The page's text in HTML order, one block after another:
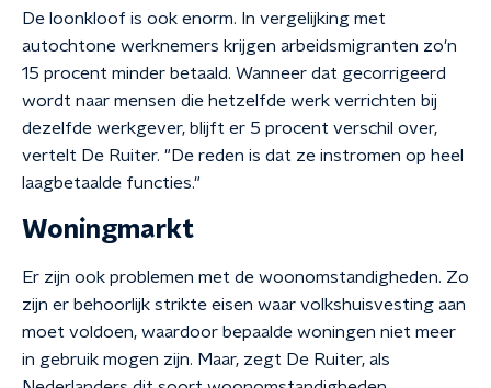
De loonkloof is ook enorm. In vergelijking met
autochtone werknemers krijgen arbeidsmigranten zo'n
15 procent minder betaald. Wanneer dat gecorrigeerd
wordt naar mensen die hetzelfde werk verrichten bij
dezelfde werkgever, blijft er 5 procent verschil over,
vertelt De Ruiter. "De reden is dat ze instromen op heel
laagbetaalde functies."
Woningmarkt
Er zijn ook problemen met de woonomstandigheden. Zo
zijn er behoorlijk strikte eisen waar volkshuisvesting aan
moet voldoen, waardoor bepaalde woningen niet meer
in gebruik mogen zijn. Maar, zegt De Ruiter, als